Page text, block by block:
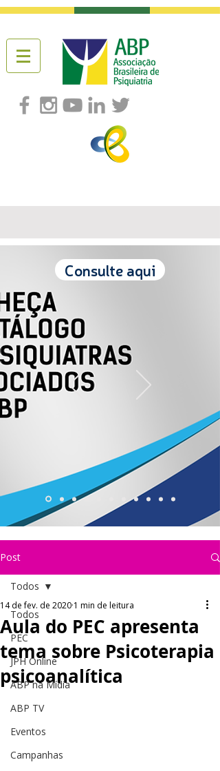
Consulte aqui
Post
Todos
PEC
JPH Online
ABP na Mídia
ABP TV
Eventos
Campanhas
Todos
Aula do PEC apresenta
tema sobre Psicoterapia
psicoanalítica
14 de fev. de 2020 1 min de leitura